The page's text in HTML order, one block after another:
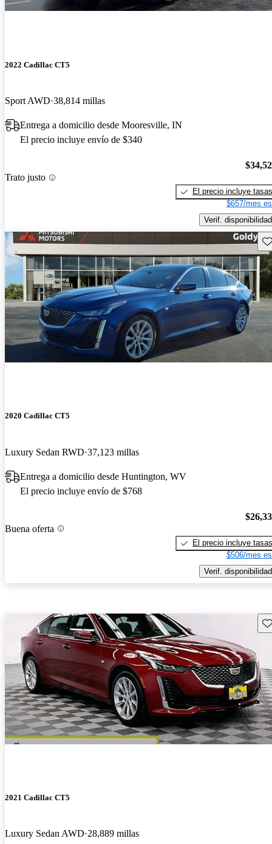
2022 Cadillac CT5
Sport AWD 38,814 millas
Entrega a domicilio desde Mooresville, IN
El precio incluye envío de $340
Trato justo
El precio incluye tasas
$657/mes
Verif. disponibilidad
2020 Cadillac CT5
Luxury Sedan RWD 37,123 millas
Entrega a domicilio desde Huntington, WV
El precio incluye envío de $768
Buena oferta
El precio incluye tasas
$506/mes
Verif. disponibilidad
2021 Cadillac CT5
Luxury Sedan AWD 28,889 millas